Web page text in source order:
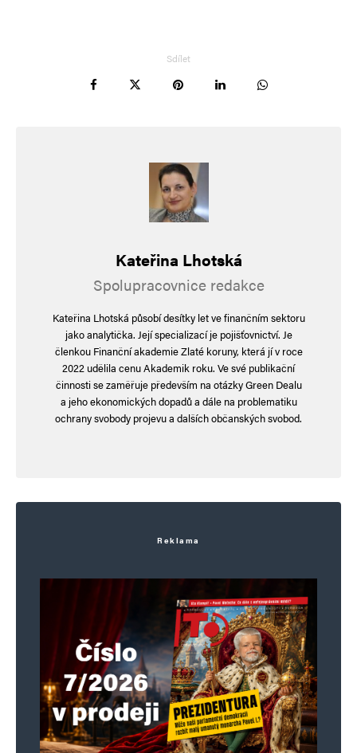
Webová stránka
Uložit do prohlížeče jméno, e-mail a webovou stránku pro budoucí
Informujte mě o nových komentářích e-mailem.
Informujte mě o nových příspěvcích e-mailem.
Alternative:
Sdílet
Kateřina Lhotská
Spolupracovnice redakce
Kateřina Lhotská působí desítky let ve finančním sektoru
jako analytička. Její specializací je pojišťovnictví. Je
členkou Finanční akademie Zlaté koruny, která jí v roce
2022 udělila cenu Akademik roku. Ve své publikační
činnosti se zaměřuje především na otázky Green Dealu
a jeho ekonomických dopadů a dále na problematiku
ochrany svobody projevu a dalších občanských svobod.
Reklama